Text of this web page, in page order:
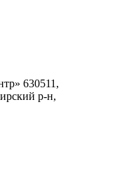
630511,
р-н,